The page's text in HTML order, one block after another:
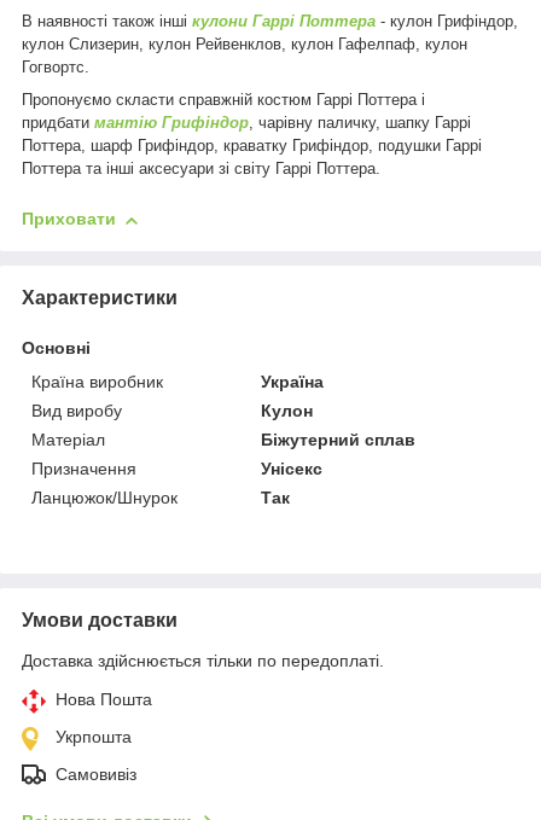
В наявності також інші кулони Гаррі Поттера - кулон Грифіндор,
кулон Слизерин, кулон Рейвенклов, кулон Гафелпаф, кулон
Гогвортс.
Пропонуємо скласти справжній костюм Гаррі Поттера і
придбати мантію Грифіндор, чарівну паличку, шапку Гаррі
Поттера, шарф Грифіндор, краватку Грифіндор, подушки Гаррі
Поттера та інші аксесуари зі світу Гаррі Поттера.
Приховати
Характеристики
Основні
Країна виробник
Україна
Вид виробу
Кулон
Матеріал
Біжутерний сплав
Призначення
Унісекс
Ланцюжок/Шнурок
Так
Умови доставки
Доставка здійснюється тільки по передоплаті.
Нова Пошта
Укрпошта
Самовивіз